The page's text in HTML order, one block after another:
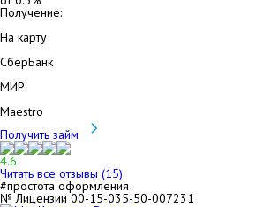
Получение:
На карту
СберБанк
МИР
Maestro
Получить займ
4.6
Читать все отзывы (15)
#простота оформления
№ Лицензии 00-15-035-50-007231